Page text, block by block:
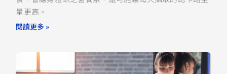
量更高。
閱讀更多 »